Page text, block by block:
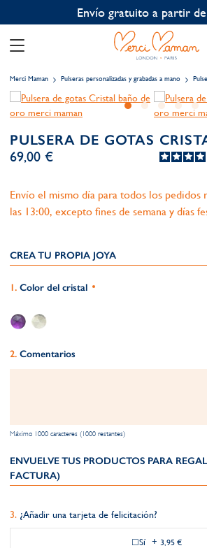
Personalización
Merci Maman Pulseras personalizadas y grabadas a mano
PULSERA DE GOTAS
69,00 €
Envío el mismo día para todos los pedidos
las 13:00, excepto fines de semana y días
CREA TU PROPIA JOYA
Color del cristal
Comentarios
Máximo 1000 caracteres (1000 restantes)
ENVUELVE TUS PRODUCTOS PARA
FACTURA)
¿Añadir una tarjeta de felicitación?
Sí + 3,95 €